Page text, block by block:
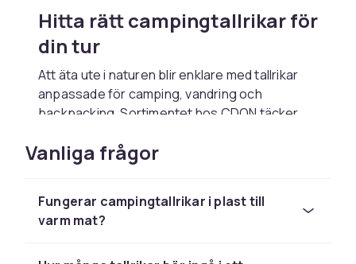
Hitta rätt campingtallrikar för
din tur
Att äta ute i naturen blir enklare med tallrikar
anpassade för camping, vandring och
backpacking. Sortimentet hos CDON täcker
åratal av bruk, till lätta modeller i plast och
melamin som passar familjen vid husvagnen
finns även hopfällbara tallrikar som tar minimalt
med plats i ryggsäcken.
Vanliga frågor
Fungerar campingtallrikar i plast till
varm mat?